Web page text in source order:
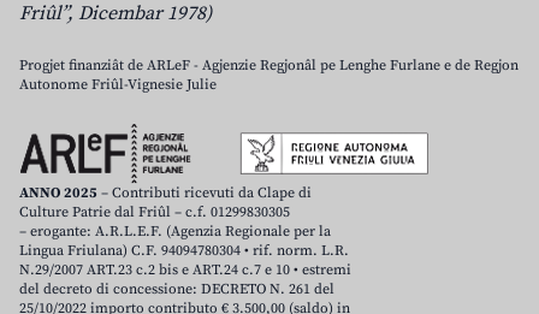
Friûl”, Dicembar 1978)
Progjet finanziât de ARLeF - Agjenzie Regjonâl pe Lenghe Furlane e de Regjon
Autonome Friûl-Vignesie Julie
ANNO 2025 – Contributi ricevuti da Clape di
Culture Patrie dal Friûl – c.f. 01299830305
– erogante: A.R.L.E.F. (Agenzia Regionale per la
Lingua Friulana) C.F. 94094780304 • rif. norm. L.R.
N.29/2007 ART.23 c.2 bis e ART.24 c.7 e 10 • estremi
del decreto di concessione: DECRETO N. 261 del
25/10/2022 importo contributo € 3.500,00 (saldo) in